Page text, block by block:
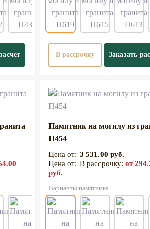
В рассрочку Заказать
Памятник на могилу из
П454
3 531.00 руб.
В рассрочку:от
руб.
Варианты памятника